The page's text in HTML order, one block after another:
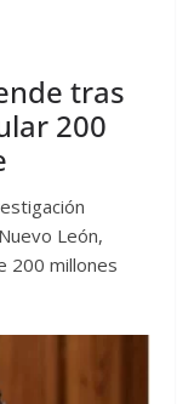
tras
200
León,
200 millones